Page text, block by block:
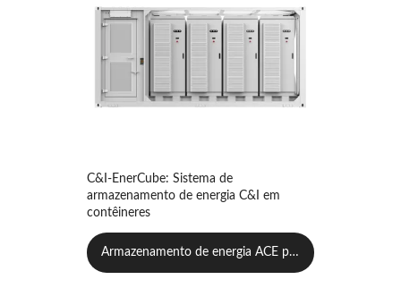
C&I-EnerCube: Sistema de
armazenamento de energia C&I em
contêineres
Armazenamento de energia ACE par
a carregamento de veículos elétricos